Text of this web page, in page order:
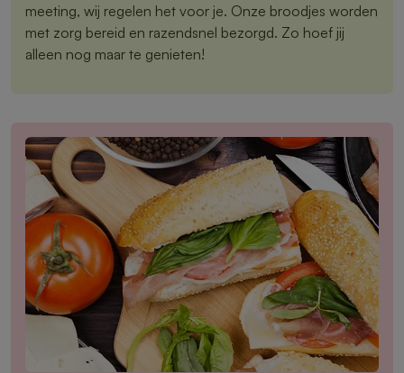
meeting, wij regelen het voor je. Onze broodjes worden
met zorg bereid en razendsnel bezorgd. Zo hoef jij
alleen nog maar te genieten!